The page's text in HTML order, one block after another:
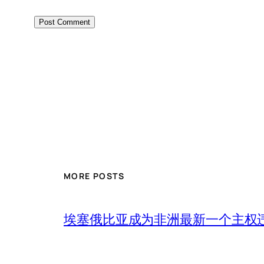
MORE POSTS
埃塞俄比亚成为非洲最新一个主权